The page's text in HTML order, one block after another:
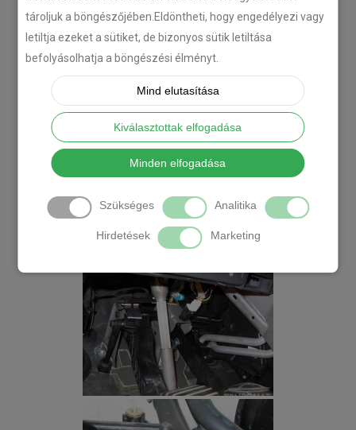
tároljuk a böngészőjében.Eldöntheti, hogy engedélyezi vagy
letiltja ezeket a sütiket, de bizonyos sütik letiltása
befolyásolhatja a böngészési élményt.
Mind elutasítása
Kiválasztottak elfogadása
Minden elfogadása
Szükséges Analitika
Hirdetések Marketing